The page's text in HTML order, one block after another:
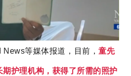
等媒体报道， 目前，童先
期护理机构，获得了所需的照护